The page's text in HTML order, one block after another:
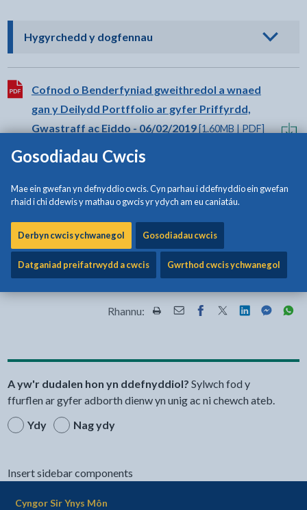
Gosodiadau Cwcis
Mae ein gwefan yn defnyddio cwcis. Cyn parhau i ddefnyddio ein gwefan
rhaid i chi ddewis y mathau o gwcis yr ydych am eu caniatáu.
Derbyn cwcis ychwanegol Gosodiadau cwcis
Datganiad preifatrwydd a cwcis Gwrthod cwcis ychwanegol
Hygyrchedd y dogfennau- cliciwch i weld opsiynau
Lawrlwytho:
Cofnod o Benderfyniad gweithredol a wnaed
gan y Deilydd Portffolio ar gyfer Priffyrdd,
Gwastraff ac Eiddo - 06/02/2019[1.60MB | PDF]
gan y Deilydd Portffolio ar gyfer Gwasanaethau
Rhannu: Rhannwch y dudalen hon wrth
Rhannwch y dudalen hon
Rhannwch y dudalen
Rhannwch y
Rhannwch y
A yw'r dudalen hon yn ddefnyddiol? Sylwch fod y
ffurflen ar gyfer adborth dienw yn unig ac ni chewch ateb.
Ydy
Nag ydy
Insert sidebar components
Cyngor Sir Ynys Môn